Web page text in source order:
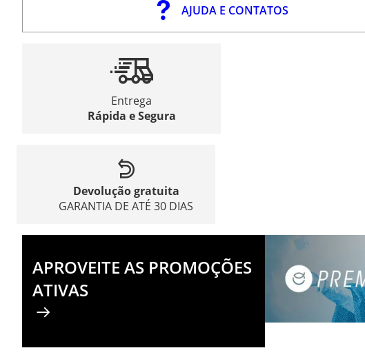
AJUDA E CONTATOS
Entrega
Rápida e Segura
Devolução gratuita
GARANTIA DE ATÉ 30 DIAS
APROVEITE AS PROMOÇÕES
ATIVAS